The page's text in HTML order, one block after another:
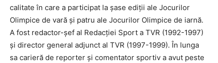
calitate în care a participat la şase ediţii ale Jocurilor
Olimpice de vară şi patru ale Jocurilor Olimpice de iarnă.
A fost redactor-şef al Redacţiei Sport a TVR (1992-1997)
şi director general adjunct al TVR (1997-1999). În lunga
sa carieră de reporter şi comentator sportiv a avut peste